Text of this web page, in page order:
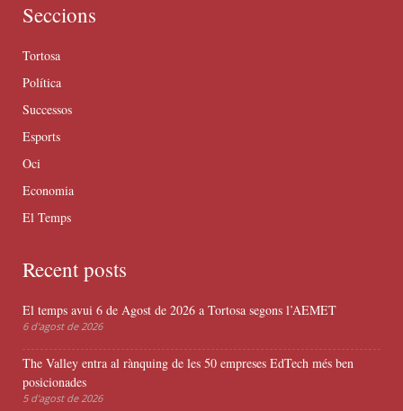
Seccions
Tortosa
Política
Successos
Esports
Oci
Economia
El Temps
Recent posts
El temps avui 6 de Agost de 2026 a Tortosa segons l’AEMET
6 d'agost de 2026
The Valley entra al rànquing de les 50 empreses EdTech més ben
posicionades
5 d'agost de 2026